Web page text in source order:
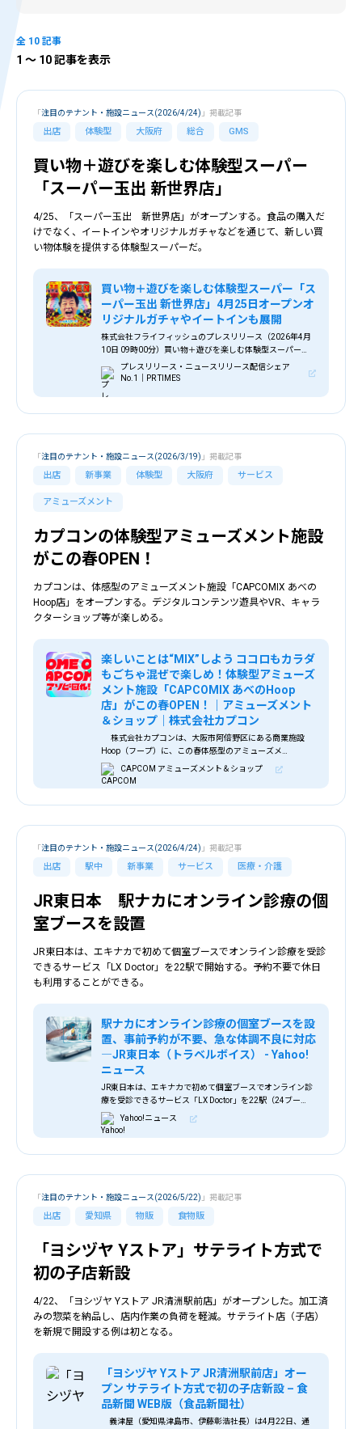
全 10 記事
1 〜 10 記事を表示
出店 体験型 大阪府 総合 GMS
「注目のテナント・施設ニュース(2026/4/24) 」掲載記事
買い物＋遊びを楽しむ体験型スーパー
「スーパー玉出 新世界店」
4/25、「スーパー玉出 新世界店」がオープンする。食品の購入だ
けでなく、イートインやオリジナルガチャなどを通じて、新しい買
い物体験を提供する体験型スーパーだ。
買い物＋遊びを楽しむ体験型スーパー「ス
ーパー玉出 新世界店」4月25日オープンオ
リジナルガチャやイートインも展開
株式会社フライフィッシュのプレスリリース（2026年4月
10日 09時00分）買い物＋遊びを楽しむ体験型スーパー
「スーパー玉出 新世界店」4月25日オープンオリジナルガ
チャやイートインも展開
プレスリリース・ニュースリリース配信シェア
No.1｜PR TIMES
出店 新事業 体験型 大阪府 サービス
アミューズメント
「注目のテナント・施設ニュース(2026/3/19) 」掲載記事
カプコンの体験型アミューズメント施設
がこの春OPEN！
カプコンは、体感型のアミューズメント施設「CAPCOMIX あべの
Hoop店」をオープンする。デジタルコンテンツ遊具やVR、キャラ
クターショップ等が楽しめる。
楽しいことは“MIX”しよう ココロもカラダ
もごちゃ混ぜで楽しめ！体験型アミューズ
メント施設「CAPCOMIX あべのHoop
店」がこの春OPEN！｜アミューズメント
＆ショップ｜株式会社カプコン
株式会社カプコンは、大阪市阿倍野区にある商業施設
Hoop（フープ）に、この春体感型のアミューズメ…
CAPCOM アミューズメント＆ショップ
出店 駅中 新事業 サービス 医療・介護
「注目のテナント・施設ニュース(2026/4/24) 」掲載記事
JR東日本 駅ナカにオンライン診療の個
室ブースを設置
JR東日本は、エキナカで初めて個室ブースでオンライン診療を受診
できるサービス「LX Doctor」を22駅で開始する。予約不要で休日
も利用することができる。
駅ナカにオンライン診療の個室ブースを設
置、事前予約が不要、急な体調不良に対応
―JR東日本（トラベルボイス） - Yahoo!
ニュース
JR東日本は、エキナカで初めて個室ブースでオンライン診
療を受診できるサービス「LX Doctor」を22駅（24ブー
ス）で開始する。 LX Doctorは、医師への予約が不要で休日
も利用することが
Yahoo!ニュース
出店 愛知県 物販 食物販
「注目のテナント・施設ニュース(2026/5/22) 」掲載記事
「ヨシヅヤ Yストア」サテライト方式で
初の子店新設
4/22、「ヨシヅヤ Yストア JR清洲駅前店」がオープンした。加工済
みの惣菜を納品し、店内作業の負荷を軽減。サテライト店（子店）
を新規で開設する例は初となる。
「ヨシヅヤ Yストア JR清洲駅前店」オー
プン サテライト方式で初の子店新設 – 食
品新聞 WEB版（食品新聞社）
義津屋（愛知県津島市、伊藤彰浩社長）は4月22日、通